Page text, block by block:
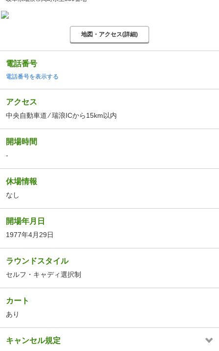
地図・アクセス(詳細)
電話番号
電話番号を表示する
アクセス
中央自動車道 ⁄ 瑞浪ICから15km以内
開場時間
-
休場情報
なし
開場年月日
1977年4月29日
ラウンドスタイル
セルフ・キャディ選択制
カート
あり
キャンセル規定